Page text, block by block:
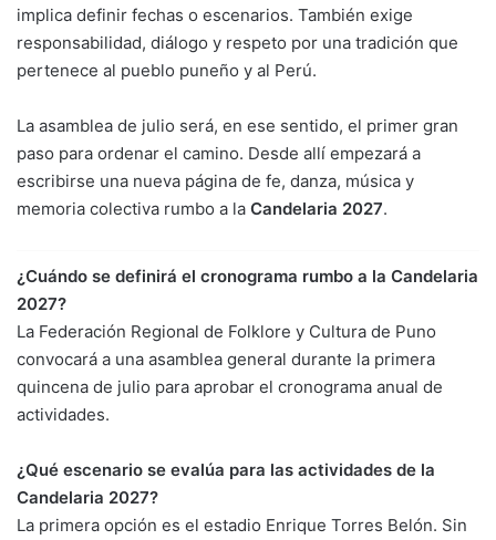
implica definir fechas o escenarios. También exige
responsabilidad, diálogo y respeto por una tradición que
pertenece al pueblo puneño y al Perú.
La asamblea de julio será, en ese sentido, el primer gran
paso para ordenar el camino. Desde allí empezará a
escribirse una nueva página de fe, danza, música y
memoria colectiva rumbo a la Candelaria 2027.
¿Cuándo se definirá el cronograma rumbo a la Candelaria
2027?
La Federación Regional de Folklore y Cultura de Puno
convocará a una asamblea general durante la primera
quincena de julio para aprobar el cronograma anual de
actividades.
¿Qué escenario se evalúa para las actividades de la
Candelaria 2027?
La primera opción es el estadio Enrique Torres Belón. Sin